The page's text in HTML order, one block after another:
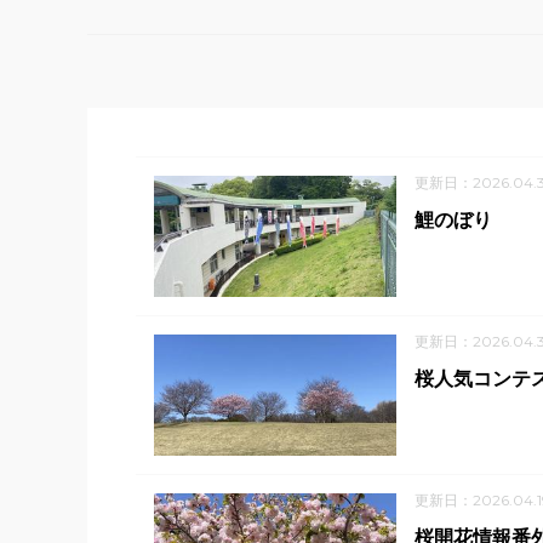
更新日：
鯉のぼり
更新日：
桜人気コンテ
更新日：
桜開花情報番